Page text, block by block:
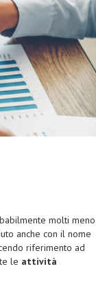
molti meno
anche con il nome
riferimento ad
le attività